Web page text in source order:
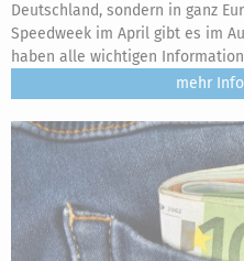
Deutschland, sondern in ganz
Speedweek im April gibt es im
haben alle wichtigen
mehr